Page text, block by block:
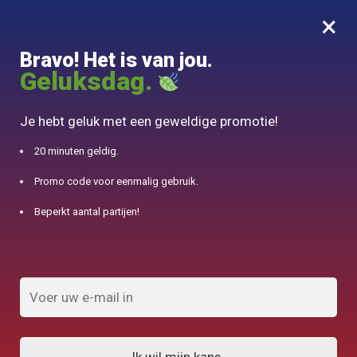
0
10% aangeboden voor 50€ aankopen met DJINN-code10
Made in Europe
FILTERS TONEN
×
Bravo! Het is van jou.
Geluksdag.
Je hebt geluk met een geweldige promotie!
20 minuten geldig.
Promo code voor eenmalig gebruik.
Beperkt aantal partijen!